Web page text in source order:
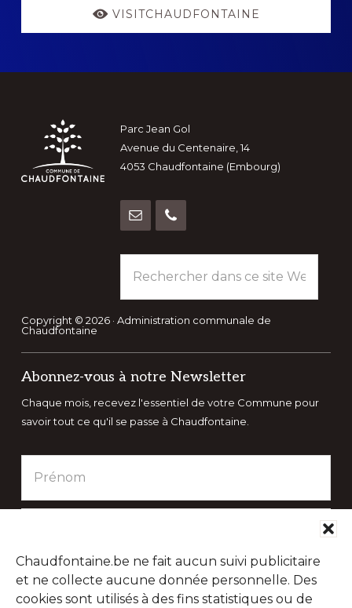
Chaudfontaine.be ne fait aucun suivi publicitaire
et ne collecte aucune donnée personnelle. Des
cookies sont utilisés à des fins statistiques ou de
VISITCHAUDFONTAINE
Footer
Parc Jean Gol
Avenue du Centenaire, 14
4053 Chaudfontaine (Embourg)
dans
ce
site
Copyright © 2026 · Administration communale de
Chaudfontaine
Abonnez-vous à notre Newsletter
Chaque mois, recevez l'essentiel de votre Commune pour
savoir tout ce qu'il se passe à Chaudfontaine.